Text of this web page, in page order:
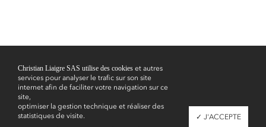
✓ J'ACCEPTE
Christian Liaigre SAS utilise des cookies et autres
services pour analyser le trafic sur son site
internet afin de faciliter votre navigation sur ce
site,
optimiser la gestion technique et réaliser des
statistiques de visite.